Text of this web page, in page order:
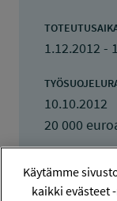
1.12.2012 -
10.10.2012
20 000
131 700
Käytämme
kaikki evästeet